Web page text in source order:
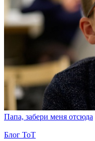
Папа, забери меня отсюда
Блог ToT